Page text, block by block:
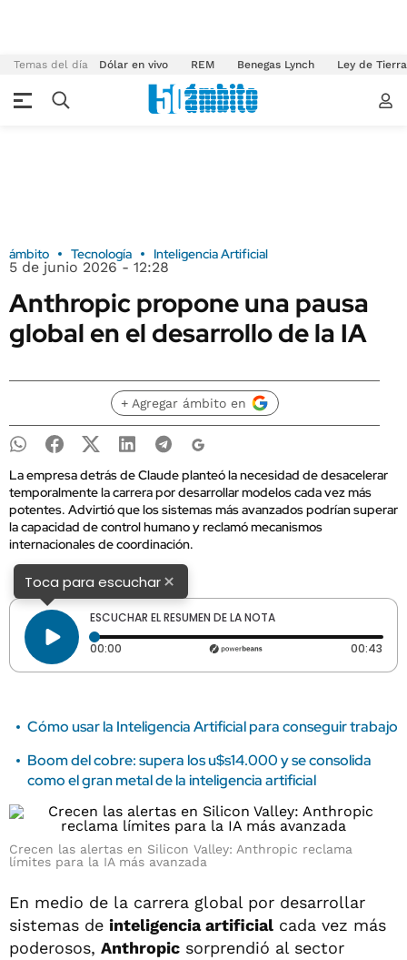
Temas del día Dólar en vivo REM Benegas Lynch Ley de
ámbito Tecnología Inteligencia Artificial
5 de junio 2026 - 12:28
Anthropic propone una pausa
global en el desarrollo de la IA
+ Agregar ámbito en
La empresa detrás de Claude planteó la necesidad de desacelerar
temporalmente la carrera por desarrollar modelos cada vez más
potentes. Advirtió que los sistemas más avanzados podrían superar
la capacidad de control humano y reclamó mecanismos
internacionales de coordinación.
Toca para escuchar×
ESCUCHAR EL RESUMEN DE LA NOTA
00:00 Tiempo transcurrido: 0 segundos 00:43
Cómo usar la Inteligencia Artificial para conseguir trabajo
Boom del cobre: supera los u$s14.000 y se consolida
como el gran metal de la inteligencia artificial
Crecen las alertas en Silicon Valley: Anthropic reclama
límites para la IA más avanzada
En medio de la carrera global por desarrollar
sistemas de inteligencia artificial cada vez más
poderosos, Anthropic sorprendió al sector